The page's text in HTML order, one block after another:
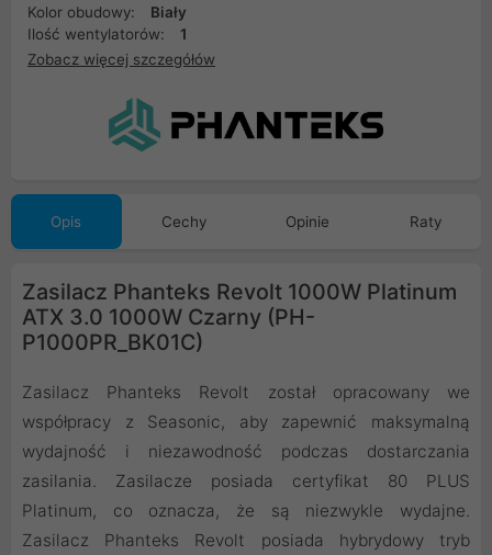
Kolor obudowy:
Biały
Ilość wentylatorów:
1
Zobacz więcej szczegółów
Opis Cechy Opinie Raty
Zasilacz Phanteks Revolt 1000W Platinum
ATX 3.0 1000W Czarny (PH-
P1000PR_BK01C)
Zasilacz Phanteks Revolt został opracowany we
współpracy z Seasonic, aby zapewnić maksymalną
wydajność i niezawodność podczas dostarczania
zasilania. Zasilacze posiada certyfikat 80 PLUS
Platinum, co oznacza, że są niezwykle wydajne.
Zasilacz Phanteks Revolt posiada hybrydowy tryb